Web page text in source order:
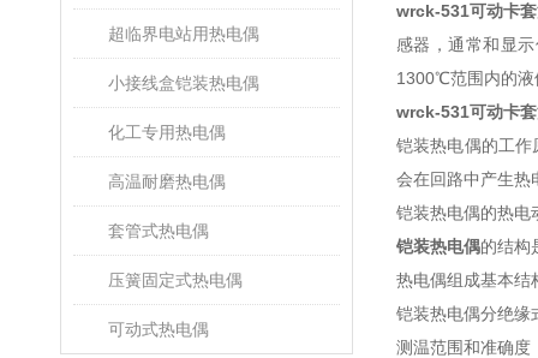
超临界电站用热电偶
小接线盒铠装热电偶
化工专用热电偶
高温耐磨热电偶
套管式热电偶
压簧固定式热电偶
可动式热电偶
wrck-531可动卡
感器，通常和显
1300℃范围内的液
wrck-531可动卡
铠装热电偶的工
会在回路中产生热
铠装热电偶的热电
铠装热电偶的结构
热电偶组成基本结
铠装热电偶分绝缘
测温范围和准确度